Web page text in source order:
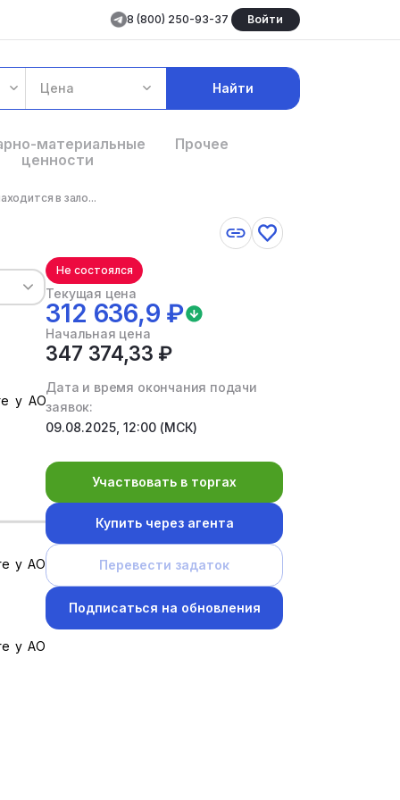
8 (800) 250-93-37 Войти
Цена Найти
материальные
ценности
Прочее
в зало...
у АО
у АО
у АО
Не состоялся
Текущая цена
312 636,9 ₽
Начальная цена
347 374,33 ₽
Дата и время окончания подачи
заявок:
09.08.2025, 12:00 (МСК)
Участвовать в торгах
Купить через агента
Перевести задаток
Подписаться на обновления